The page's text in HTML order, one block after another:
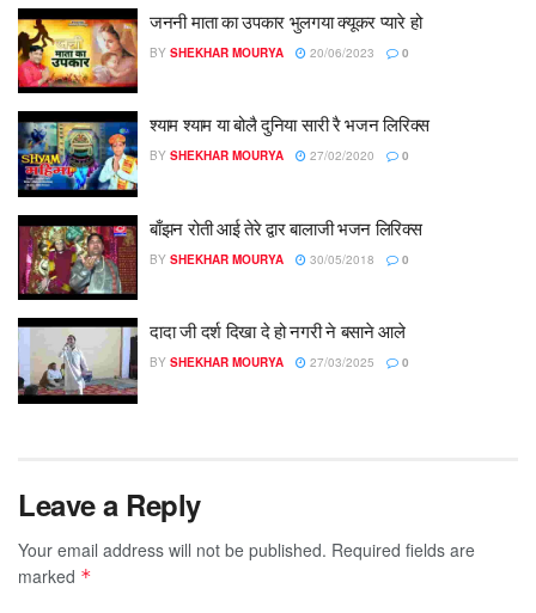
जननी माता का उपकार भुलगया क्यूकर प्यारे हो
BY SHEKHAR MOURYA 20/06/2023 0
श्याम श्याम या बोलै दुनिया सारी रै भजन लिरिक्स
BY SHEKHAR MOURYA 27/02/2020 0
बाँझन रोती आई तेरे द्वार बालाजी भजन लिरिक्स
BY SHEKHAR MOURYA 30/05/2018 0
दादा जी दर्श दिखा दे हो नगरी ने बसाने आले
BY SHEKHAR MOURYA 27/03/2025 0
Leave a Reply
Your email address will not be published. Required fields are
marked *